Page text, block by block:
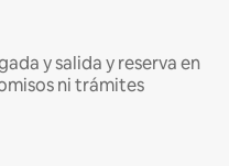
y salida y reserva en
ni trámites